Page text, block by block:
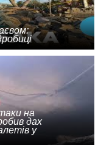
на
дах
у